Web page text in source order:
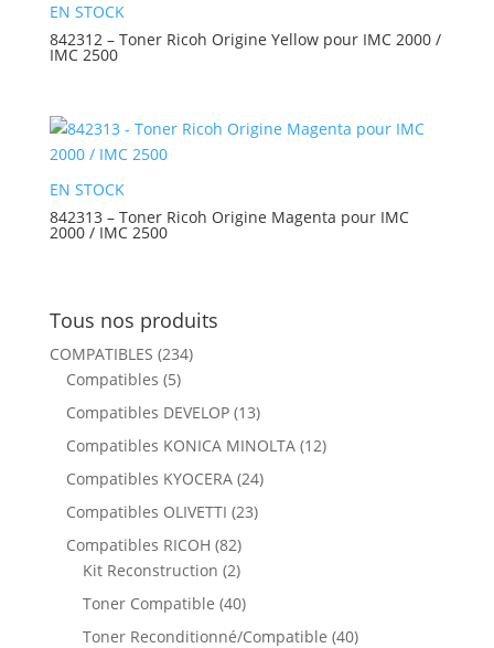
EN STOCK
842312 – Toner Ricoh Origine Yellow pour IMC 2000 /
IMC 2500
EN STOCK
842313 – Toner Ricoh Origine Magenta pour IMC
2000 / IMC 2500
Tous nos produits
COMPATIBLES (234)
Compatibles (5)
Compatibles DEVELOP (13)
Compatibles KONICA MINOLTA (12)
Compatibles KYOCERA (24)
Compatibles OLIVETTI (23)
Compatibles RICOH (82)
Kit Reconstruction (2)
Toner Compatible (40)
Toner Reconditionné/Compatible (40)